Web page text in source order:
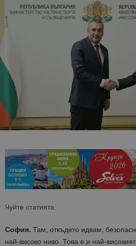
Чуйте статията:
София. Там, откъдето идвам,
най-високо ниво. Това е и най-